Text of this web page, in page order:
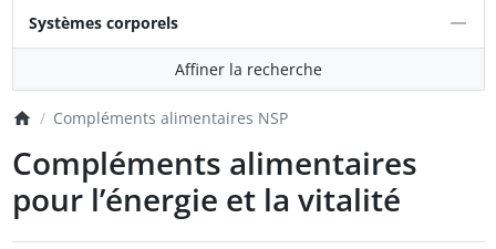
Systèmes corporels
Affiner la recherche
Compléments alimentaires NSP
Compléments alimentaires
pour l’énergie et la vitalité